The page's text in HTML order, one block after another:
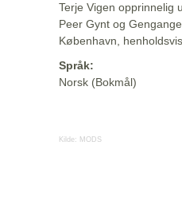
Terje Vigen opprinnelig
Peer Gynt og
København,
Språk:
Norsk (Bokmål)
Kilde: MODS